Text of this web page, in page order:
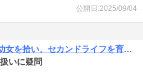
公開日:2025/09/04
育成上手な冒険者、幼女を拾い、セカンドライフを育児に捧げる（ノヴァコミックス）
いに疑問